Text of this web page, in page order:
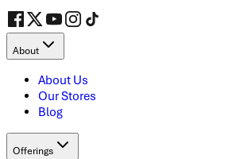
About
About Us
Our Stores
Blog
Offerings